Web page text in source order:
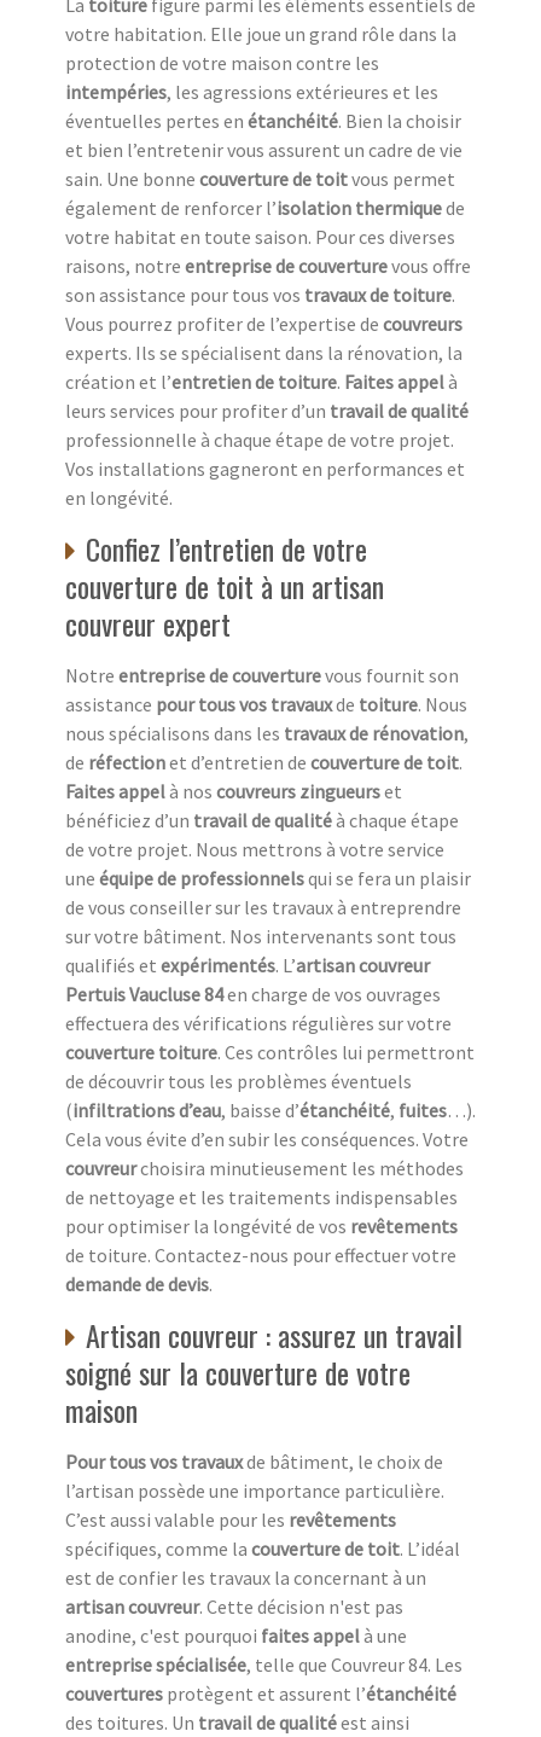
La toiture figure parmi les éléments essentiels de
votre habitation. Elle joue un grand rôle dans la
protection de votre maison contre les
intempéries, les agressions extérieures et les
éventuelles pertes en étanchéité. Bien la choisir
et bien l’entretenir vous assurent un cadre de vie
sain. Une bonne couverture de toitvous permet
également de renforcer l’isolation thermiquede
votre habitat en toute saison. Pour ces diverses
raisons, notre entreprise de couverturevous offre
son assistance pour tous vos travaux de toiture.
Vous pourrez profiter de l’expertise de couvreurs
experts. Ils se spécialisent dans la rénovation, la
création et l’entretien de toiture. Faites appelà
leurs services pour profiter d’un travail de qualité
professionnelle à chaque étape de votre projet.
Vos installations gagneront en performances et
en longévité.
Confiez l’entretien de votre
couverture de toit à un artisan
couvreur expert
Notre entreprise de couverturevous fournit son
assistance pour tous vos travauxde toiture. Nous
nous spécialisons dans les travaux de rénovation,
de réfectionet d’entretien de couverture de toit.
Faites appelà nos couvreurs zingueurset
bénéficiez d’un travail de qualitéà chaque étape
de votre projet. Nous mettrons à votre service
une équipe de professionnelsqui se fera un plaisir
de vous conseiller sur les travaux à entreprendre
sur votre bâtiment. Nos intervenants sont tous
qualifiés et expérimentés. L’artisan couvreur
Pertuis Vaucluse 84en charge de vos ouvrages
effectuera des vérifications régulières sur votre
couverture toiture. Ces contrôles lui permettront
de découvrir tous les problèmes éventuels
(infiltrations d’eau, baisse d’étanchéité, fuites…).
Cela vous évite d’en subir les conséquences. Votre
couvreurchoisira minutieusement les méthodes
de nettoyage et les traitements indispensables
pour optimiser la longévité de vos revêtements
de toiture. Contactez-nous pour effectuer votre
demande de devis.
Artisan couvreur : assurez un travail
soigné sur la couverture de votre
maison
Pour tous vos travauxde bâtiment, le choix de
l’artisan possède une importance particulière.
C’est aussi valable pour les revêtements
spécifiques, comme la couverture de toit. L’idéal
est de confier les travaux la concernant à un
artisan couvreur. Cette décision n'est pas
anodine, c'est pourquoi faites appelà une
entreprise spécialisée, telle que Couvreur 84. Les
couvertures protègent et assurent l’étanchéité
des toitures. Un travail de qualitéest ainsi